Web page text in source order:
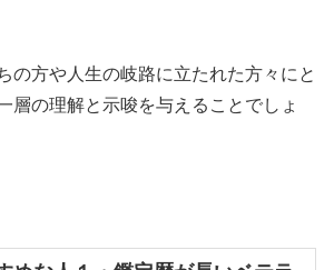
の方や人生の岐路に立たれた方々にと
層の理解と示唆を与えることでしょ